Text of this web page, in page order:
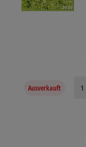
Ausverkauft